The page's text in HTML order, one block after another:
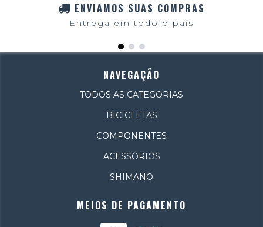
ENVIAMOS SUAS COMPRAS
Entrega em todo o país
NAVEGAÇÃO
TODOS AS CATEGORIAS
BICICLETAS
COMPONENTES
ACESSÓRIOS
SHIMANO
MEIOS DE PAGAMENTO